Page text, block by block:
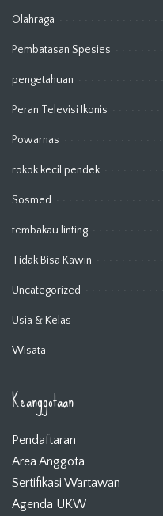
Olahraga
Pembatasan Spesies
pengetahuan
Peran Televisi Ikonis
Powarnas
rokok kecil pendek
Sosmed
tembakau linting
Tidak Bisa Kawin
Uncategorized
Usia & Kelas
Wisata
Keanggotaan
Pendaftaran
Area Anggota
Sertifikasi Wartawan
Agenda UKW